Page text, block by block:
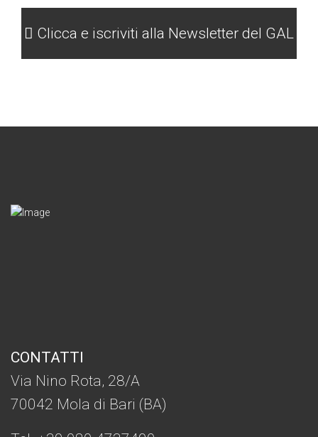
Clicca e iscriviti alla Newsletter del GAL
CONTATTI
Via Nino Rota, 28/A
70042 Mola di Bari (BA)